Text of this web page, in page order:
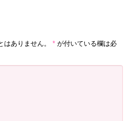
ありません。 * が付いている欄は必